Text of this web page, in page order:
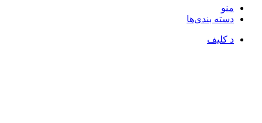
منو
دسته بندی‌ها
د کلیف